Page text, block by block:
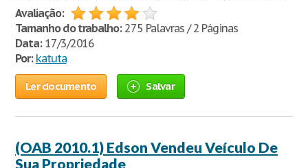
Avaliação:
Tamanho do trabalho:275 Palavras / 2 Páginas
Data:17/3/2016
Por: katuta
Ler documento Salvar
(OAB 2010.1) Edson Vendeu Veículo De
Sua Propriedade